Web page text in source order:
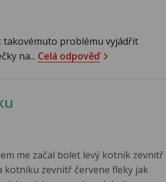
takovémuto problému vyjádřit
na... Celá odpověď
me začal bolet levý kotnik zevnitř
kotniku zevnitř červene fleky jak